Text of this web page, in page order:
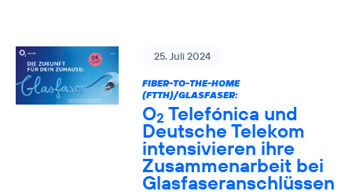
25. Juli 2024
FIBER-TO-THE-HOME
(FTTH)/GLASFASER:
O2 Telefónica und
Deutsche Telekom
intensivieren ihre
Zusammenarbeit bei
Glasfaseranschlüssen